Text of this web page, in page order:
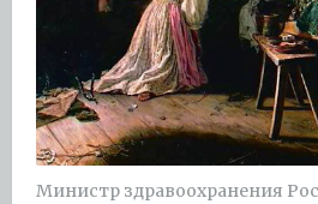
Министр здравоохранения